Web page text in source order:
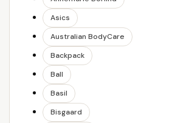
Asics
Australian BodyCare
Backpack
Ball
Basil
Bisgaard